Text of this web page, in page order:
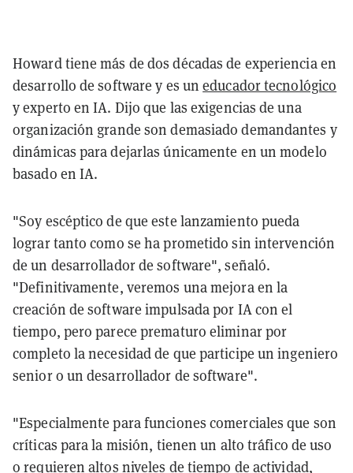
Howard tiene más de dos décadas de experiencia en
desarrollo de software y es uneducador tecnológico
y experto en IA. Dijo que las exigencias de una
organización grande son demasiado demandantes y
dinámicas para dejarlas únicamente en un modelo
basado en IA.
"Soy escéptico de que este lanzamiento pueda
lograr tanto como se ha prometido sin intervención
de un desarrollador de software", señaló.
"Definitivamente, veremos una mejora en la
creación de software impulsada por IA con el
tiempo, pero parece prematuro eliminar por
completo la necesidad de que participe un ingeniero
senior o un desarrollador de software".
"Especialmente para funciones comerciales que son
críticas para la misión, tienen un alto tráfico de uso
o requieren altos niveles de tiempo de actividad,